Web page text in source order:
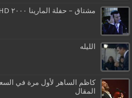
مشتاق – حفلة المارينا ٢٠٠٠ HD
الليله
كاظم الساهر لأول مرة في
المقال